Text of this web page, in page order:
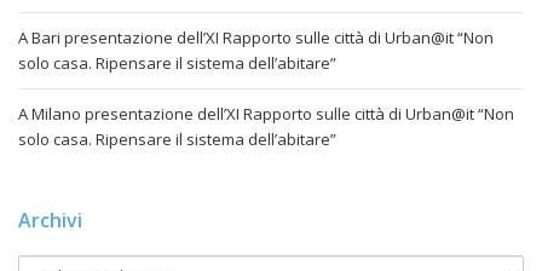
A Bari presentazione dell’XI Rapporto sulle città di Urban@it “Non
solo casa. Ripensare il sistema dell’abitare”
A Milano presentazione dell’XI Rapporto sulle città di Urban@it “Non
solo casa. Ripensare il sistema dell’abitare”
Archivi